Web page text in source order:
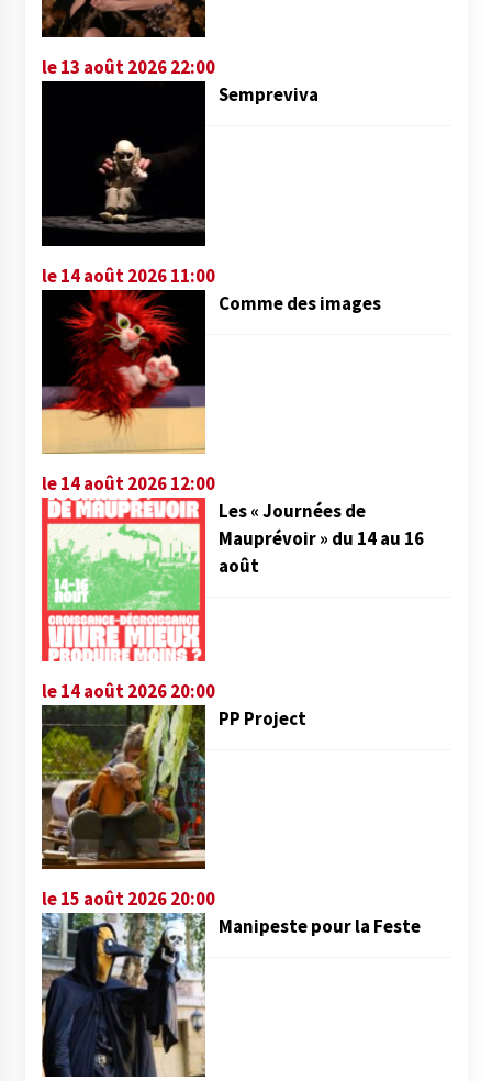
le 13 août 2026 22:00
Sempreviva
le 14 août 2026 11:00
Comme des images
le 14 août 2026 12:00
Les « Journées de
Mauprévoir » du 14 au 16
août
le 14 août 2026 20:00
PP Project
le 15 août 2026 20:00
Manipeste pour la Feste